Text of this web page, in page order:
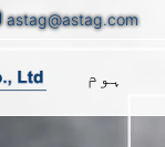
astag@astag.com
ہوم